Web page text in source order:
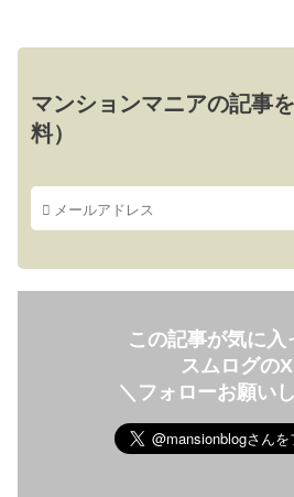
マンションマニアの記事
料）
この記事が気に入
スムログの
＼フォローお願い